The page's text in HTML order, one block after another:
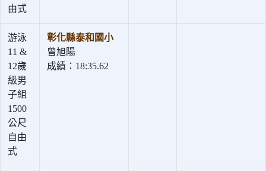
由式
游泳
11 &
12歲
級男
子組
1500
公尺
自由
式
彰化縣泰和國小
曾旭陽
成績：18:35.62